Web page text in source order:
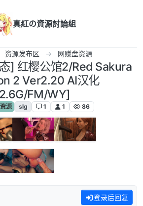
真紅の資源討論組
资源发布区 网赚盘资源
] 红樱公馆2/Red Sakura
2 Ver2.20 AI汉化
FM/WY]
源 slg 1 1 86
登录后回复